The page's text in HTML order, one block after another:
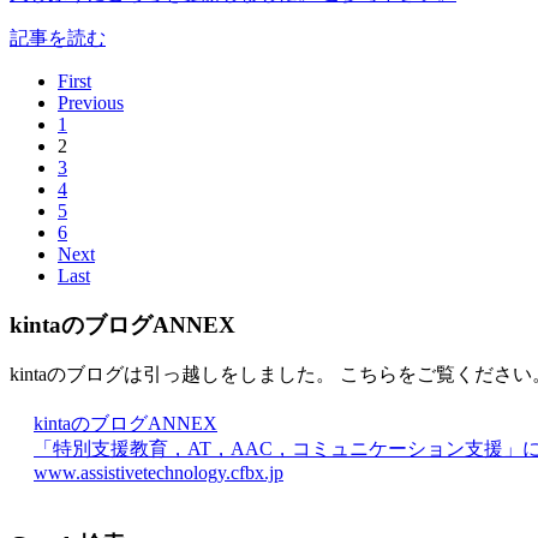
記事を読む
First
Previous
1
2
3
4
5
6
Next
Last
kintaのブログANNEX
kintaのブログは引っ越しをしました。 こちらをご覧ください
kintaのブログANNEX
「特別支援教育，AT，AAC，コミュニケーション支援」
www.assistivetechnology.cfbx.jp